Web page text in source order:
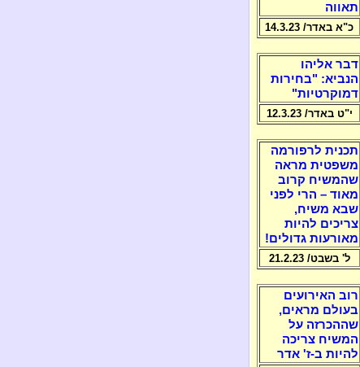
תאווה
כ"א באדר/ 14.3.23
דבר אליהו
הנביא: "בחירות
דמוקרטיות"
י"ט באדר/ 12.3.23
תכנית לרפורמה
משפטית מראה
שהמשיח קרוב
מאוד – הרי לפני
שבא משיח,
צריכים להיות
מאורעות גדולים!
ל' בשבט/ 21.2.23
רוב האירועים
בעולם מראים,
שההכרזה על
המשיח צריכה
להיות ב-ז' אדר